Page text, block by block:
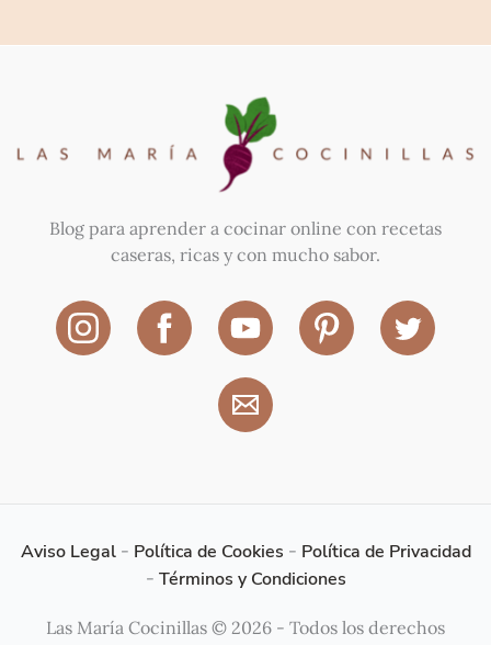
Blog para aprender a cocinar online con recetas
caseras, ricas y con mucho sabor.
Aviso Legal- Política de Cookies - Política de Privacidad
- Términos y Condiciones
Las María Cocinillas © 2026 - Todos los derechos